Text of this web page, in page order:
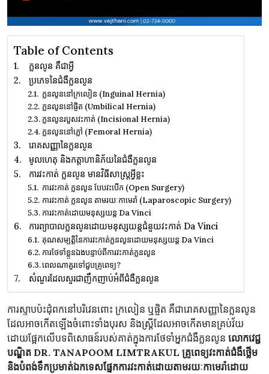
Table of Contents
ក្លនលូន​ គឺជា​អ្វី
ប្រភេទ​នៃ​ជំងឺក្លនលូន
ក្លនលូន​នៅ​ក្រលៀន (Inguinal Hernia)
ក្លនលូន​នៅ​ផ្ចិត (Umbilical Hernia)
ក្លនលូនរបួសវះកាត់ (Incisional Hernia)
ក្លនលូន​នៅ​ភ្លៅ (Femoral Hernia)
រោគសញ្ញា​នៃ​ក្លនលូន
មូលហេតុ និងកត្តាហានិភ័យនៃជំងឺក្លនលូន
ការ​វះកាត់​ ក្លនលូន មាន​វិធីសាស្ត្រ​អ្វីខ្លះ​
ការវះកាត់ ក្លនលូន បែបវះបើក (Open Surgery)
ការវះកាត់ ក្លនលូន តាមរយៈកាមេរ៉ា (Laparoscopic Surgery)
ការវះកាត់ដោយមនុស្សយន្ត Da Vinci
ការព្យាបាលក្លនលូនដោយមនុស្សយន្តជំនួយវះកាត់ Da Vinci
គុណសម្បត្តិនៃការវះកាត់ក្លនលូនដោយមនុស្សយន្ត Da Vinci
ការថែទាំខ្លួនឯងបន្ទាប់ពីការវះកាត់ក្លនលូន
ពេលណាគួរទៅជួបគ្រូពេទ្យ?
សំណួរដែលសួរជាញឹកញាប់អំពីជំងឺក្លនលូន
ការស្ទាបប៉ះដុំពកនៅបរិវេនពោះ ក្រលៀន ឬផ្ចិត គឺជារោគសញ្ញានៃក្លនលូន
ដែលអាចកើតឡើងចំពោះទាំងបុរស និងស្ត្រីដែលអាចកើតមានគ្រប់វ័យ
ដោយផ្អែកលើបទពិសោធន៍របស់គាត់ក្នុងការថែទាំអ្នកជំងឺក្លនលូន លោកវេជ្ជ
បណ្ឌិត DR. TANAPOOM LIMTRAKUL គ្រូពេទ្យវះកាត់ជំងឺថ្លើម
និងបំពង់ទឹកប្រមាត់ឯកទេសផ្នែកការវះកាត់ដោយតាមរយៈកាមេរ៉ាដោយ